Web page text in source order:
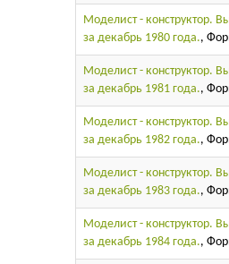
Моделист - конструктор.
за декабрь 1980 года.,
Моделист - конструктор.
за декабрь 1981 года.,
Моделист - конструктор.
за декабрь 1982 года.,
Моделист - конструктор.
за декабрь 1983 года.,
Моделист - конструктор.
за декабрь 1984 года.,